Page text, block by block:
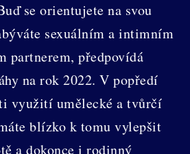
se orientujete na svou
sexuálním a intimním
partnerem, předpovídá
na rok 2022. V popředí
využití umělecké a tvůrčí
blízko k tomu vylepšit
a dokonce i rodinný